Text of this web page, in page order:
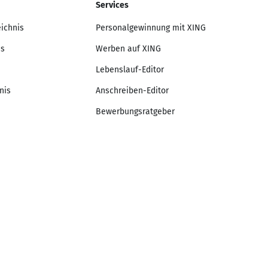
Services
Personalgewinnung mit XING
Werben auf XING
Lebenslauf-Editor
Anschreiben-Editor
Bewerbungsratgeber